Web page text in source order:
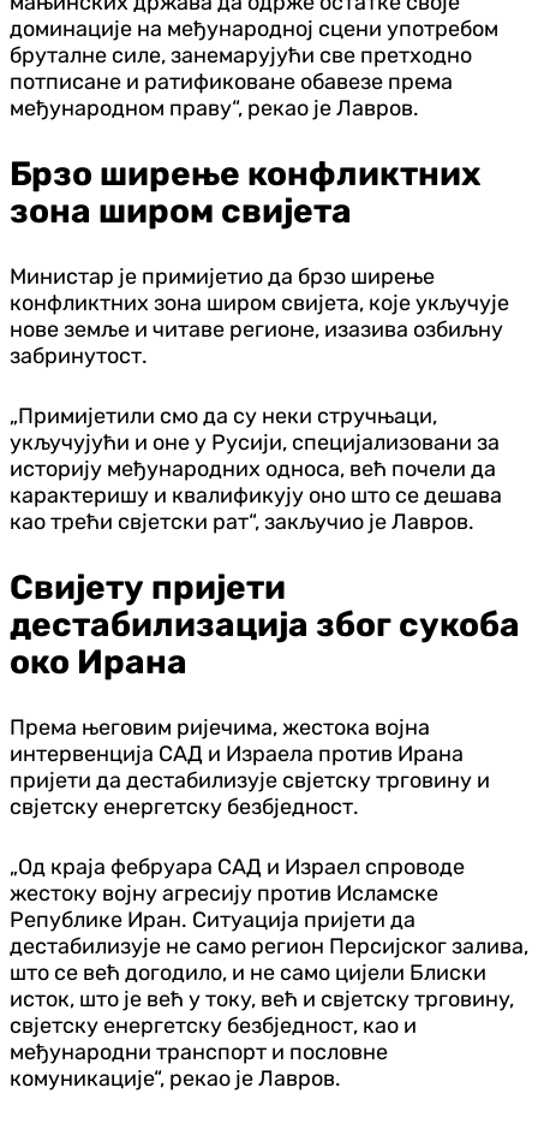
доминације на међународној сцени употребом
бруталне силе, занемарујући све претходно
потписане и ратификоване обавезе према
међународном праву“, рекао је Лавров.
Брзо ширење конфликтних
зона широм свијета
Министар је примијетио да брзо ширење
конфликтних зона широм свијета, које укључује
нове земље и читаве регионе, изазива озбиљну
забринутост.
„Примијетили смо да су неки стручњаци,
укључујући и оне у Русији, специјализовани за
историју међународних односа, већ почели да
карактеришу и квалификују оно што се дешава
као трећи свјетски рат“, закључио је Лавров.
Свијету пријети
дестабилизација због сукоба
око Ирана
Према његовим ријечима, жестока војна
интервенција САД и Израела против Ирана
пријети да дестабилизује свјетску трговину и
свјетску енергетску безбједност.
„Од краја фебруара САД и Израел спроводе
жестоку војну агресију против Исламске
Републике Иран. Ситуација пријети да
дестабилизује не само регион Персијског залива,
што се већ догодило, и не само цијели Блиски
исток, што је већ у току, већ и свјетску трговину,
свјетску енергетску безбједност, као и
међународни транспорт и пословне
комуникације“, рекао је Лавров.